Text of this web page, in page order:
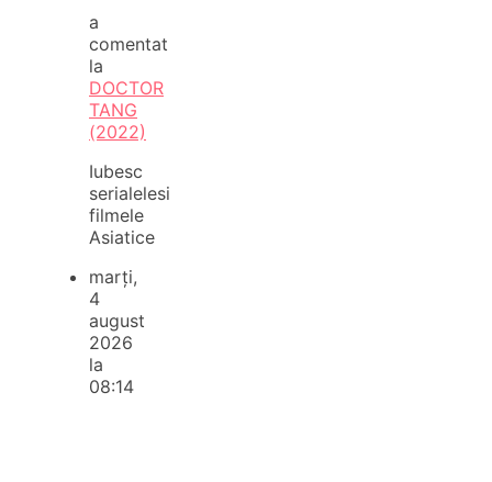
a
comentat
la
DOCTOR
TANG
(2022)
Iubesc
serialelesi
filmele
Asiatice
marți,
4
august
2026
la
08:14